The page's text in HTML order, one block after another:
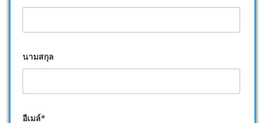
นามสกุล
อีเมล์*